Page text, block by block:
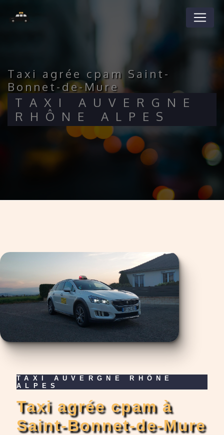
taxi agrée cpam Saint-
Bonnet-de-Mure
TAXI AUVERGNE
RHÔNE ALPES
TAXI AUVERGNE RHÔNE
ALPES
taxi agrée cpam à
Saint-Bonnet-de-Mure